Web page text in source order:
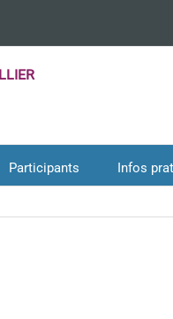
Participants Infos